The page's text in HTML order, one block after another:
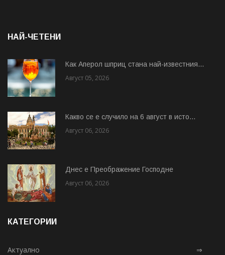
НАЙ-ЧЕТЕНИ
Как Аперол шприц стана най-известния...
Август 05, 2026
Какво се е случило на 6 август в исто...
Август 06, 2026
Днес е Преображение Господне
Август 06, 2026
КАТЕГОРИИ
Актуално ⇒